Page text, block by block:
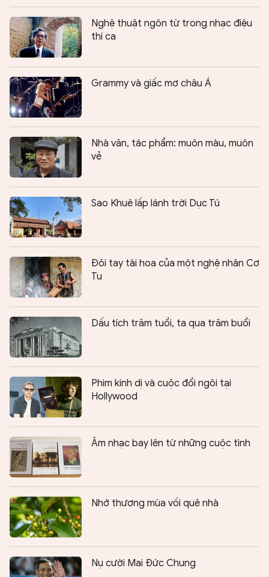
Nghệ thuật ngôn từ trong nhạc điệu
thi ca
Grammy và giấc mơ châu Á
Nhà văn, tác phẩm: muôn màu, muôn
vẻ
Sao Khuê lấp lánh trời Dục Tú
Ðôi tay tài hoa của một nghệ nhân Cơ
Tu
Dấu tích trăm tuổi, ta qua trăm buổi
Phim kinh dị và cuộc đổi ngôi tại
Hollywood
Âm nhạc bay lên từ những cuộc tình
Nhớ thương mùa vối quê nhà
Nụ cười Mai Đức Chung